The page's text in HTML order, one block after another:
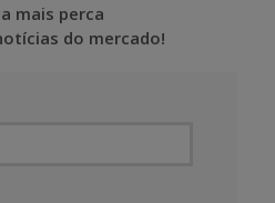
mais perca
do mercado!